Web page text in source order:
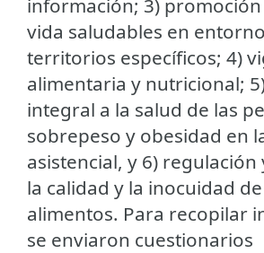
información; 3)
vida saludables en
territorios específicos; 4)
alimentaria y nutricional;
integral a la salud de las
sobrepeso y obesidad en
asistencial, y 6)
la calidad y la inocuidad
alimentos. Para recopilar
se enviaron cuestionarios